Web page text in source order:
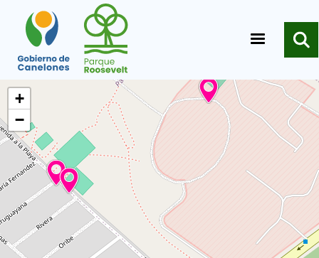
Pasar al contenido principal
+
−